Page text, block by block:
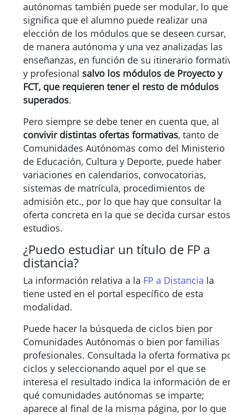
autónomas también puede ser modular, lo que
significa que el alumno puede realizar una
elección de los módulos que se deseen cursar,
de manera autónoma y una vez analizadas las
enseñanzas, en función de su itinerario
y profesional salvo los módulos de Proyecto y
FCT, que requieren tener el resto de módulos
superados.
Pero siempre se debe tener en cuenta que, al
convivir distintas ofertas formativas, tanto de
Comunidades Autónomas como del Ministerio
de Educación, Cultura y Deporte, puede haber
variaciones en calendarios, convocatorias,
sistemas de matrícula, procedimientos de
admisión etc., por lo que hay que consultar la
oferta concreta en la que se decida cursar estos
estudios.
¿Puedo estudiar un título de FP a
distancia?
La información relativa a la FP a Distancia la
tiene usted en el portal específico de esta
modalidad.
Puede hacer la búsqueda de ciclos bien por
Comunidades Autónomas o bien por familias
profesionales. Consultada la oferta formativa
ciclos y seleccionando aquel por el que se
interesa el resultado indica la información de
qué comunidades autónomas se imparte;
aparece al final de la misma página, por lo que